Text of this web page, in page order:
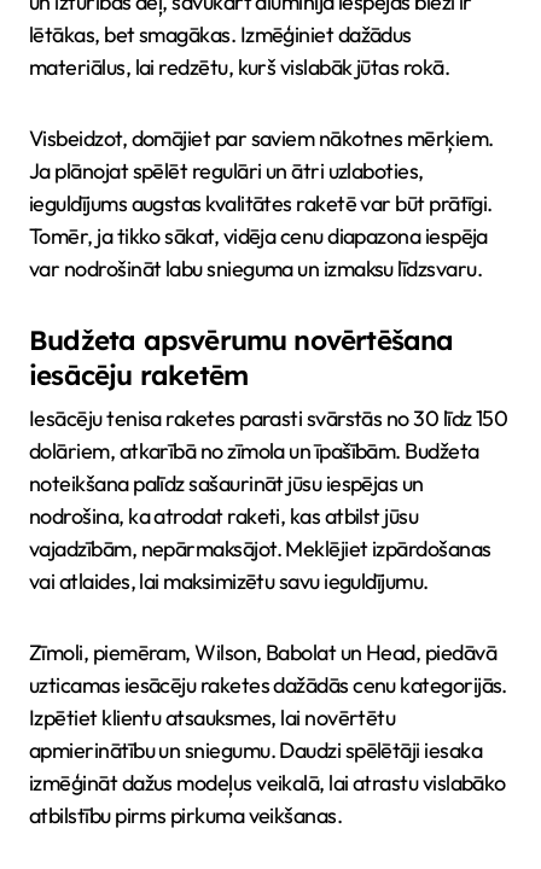
lētākas, bet smagākas. Izmēģiniet dažādus
materiālus, lai redzētu, kurš vislabāk jūtas rokā.
Visbeidzot, domājiet par saviem nākotnes mērķiem.
Ja plānojat spēlēt regulāri un ātri uzlaboties,
ieguldījums augstas kvalitātes raketē var būt prātīgi.
Tomēr, ja tikko sākat, vidēja cenu diapazona iespēja
var nodrošināt labu snieguma un izmaksu līdzsvaru.
Budžeta apsvērumu novērtēšana
iesācēju raketēm
Iesācēju tenisa raketes parasti svārstās no 30 līdz 150
dolāriem, atkarībā no zīmola un īpašībām. Budžeta
noteikšana palīdz sašaurināt jūsu iespējas un
nodrošina, ka atrodat raketi, kas atbilst jūsu
vajadzībām, nepārmaksājot. Meklējiet izpārdošanas
vai atlaides, lai maksimizētu savu ieguldījumu.
Zīmoli, piemēram, Wilson, Babolat un Head, piedāvā
uzticamas iesācēju raketes dažādās cenu kategorijās.
Izpētiet klientu atsauksmes, lai novērtētu
apmierinātību un sniegumu. Daudzi spēlētāji iesaka
izmēģināt dažus modeļus veikalā, lai atrastu vislabāko
atbilstību pirms pirkuma veikšanas.